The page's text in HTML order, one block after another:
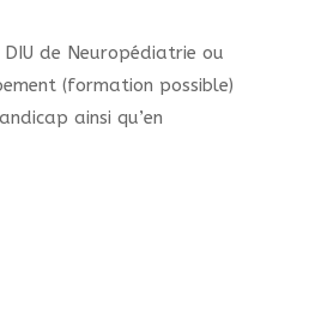
de Neuropédiatrie ou
(formation possible)
ainsi qu’en